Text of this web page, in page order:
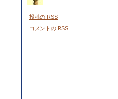
投稿の RSS
コメントの RSS